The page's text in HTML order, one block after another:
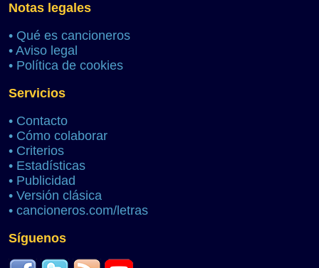
Notas legales
• Qué es cancioneros
• Aviso legal
• Política de cookies
Servicios
• Contacto
• Cómo colaborar
• Criterios
• Estadísticas
• Publicidad
• Versión clásica
• cancioneros.com/letras
Síguenos